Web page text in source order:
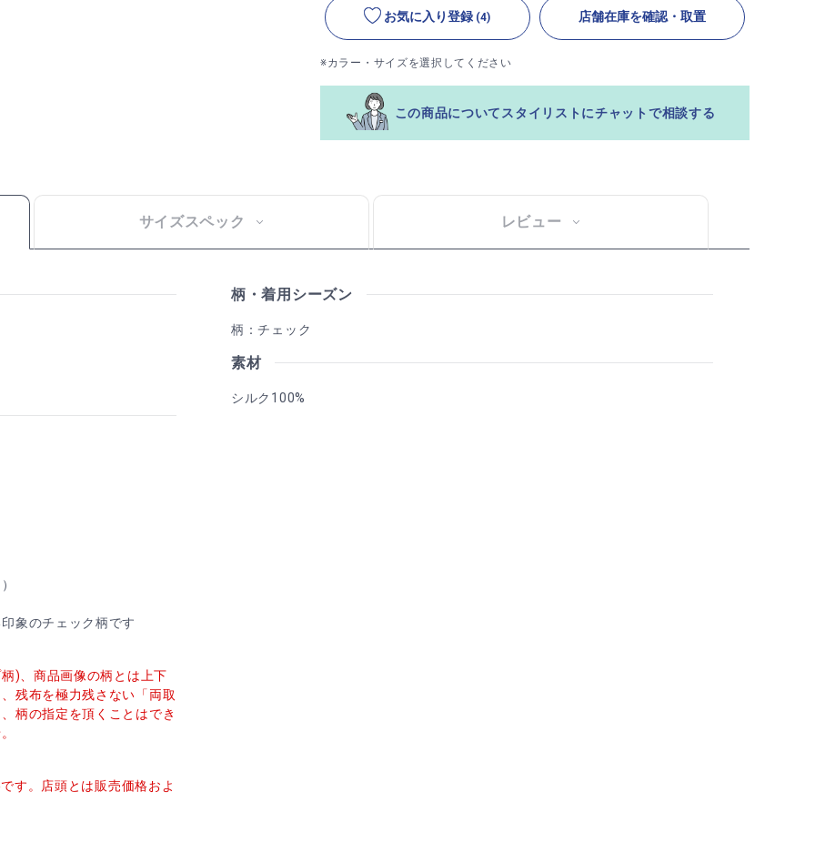
お気に入り登録 (4) 店舗在庫を確認・取置
※カラー・サイズを選択してください
この商品についてスタイリストにチャットで相談する
サイズスペック レビュー
象のチェック柄です
)、商品画像の柄とは上下
残布を極力残さない「両取
柄の指定を頂くことはでき
す。店頭とは販売価格およ
柄・着用シーズン
柄：チェック
素材
シルク100%